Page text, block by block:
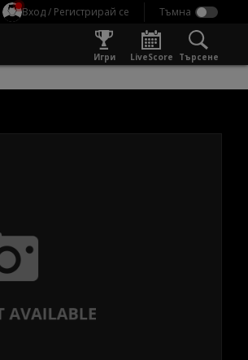
Вход / Регистрирай се
Игри LiveScore Търсене